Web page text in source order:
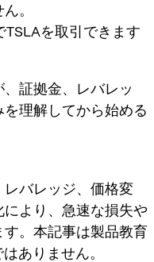
。
TSLAを取引できます
証拠金、レバレッ
理解してから始める
バレッジ、価格変
より、急速な損失や
。本記事は製品教育
ありません。